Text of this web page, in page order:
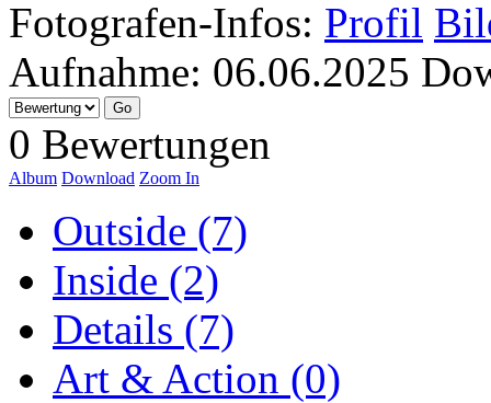
Fotografen-Infos: Profil
Aufnahme: 06.06.2025
0 Bewertungen
Album Download Zoom In
Outside (7)
Inside (2)
Details (7)
Art & Action (0)